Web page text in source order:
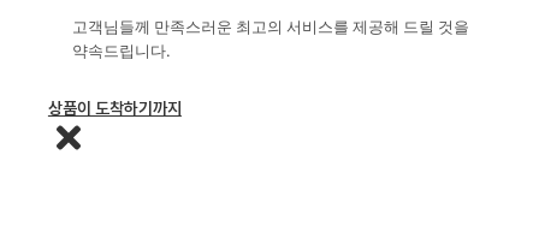
고객님들께 만족스러운 최고의 서비스를 제공해 드릴 것을
약속드립니다.
상품이 도착하기까지